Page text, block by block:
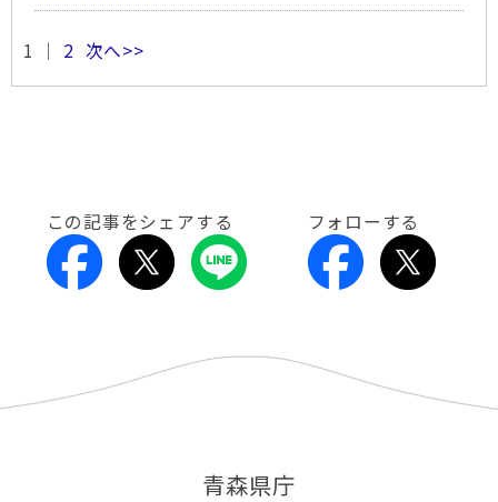
1 ｜ 2 次へ>>
この記事をシェアする フォローする
青森県庁